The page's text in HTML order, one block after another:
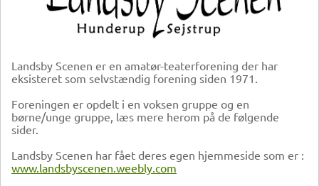
Landsby Scenen er en amatør-teaterforening der har
eksisteret som selvstændig forening siden 1971.
Foreningen er opdelt i en voksen gruppe og en
børne/unge gruppe, læs mere herom på de følgende
sider.
Landsby Scenen har fået deres egen hjemmeside som er :
www.landsbyscenen.weebly.com